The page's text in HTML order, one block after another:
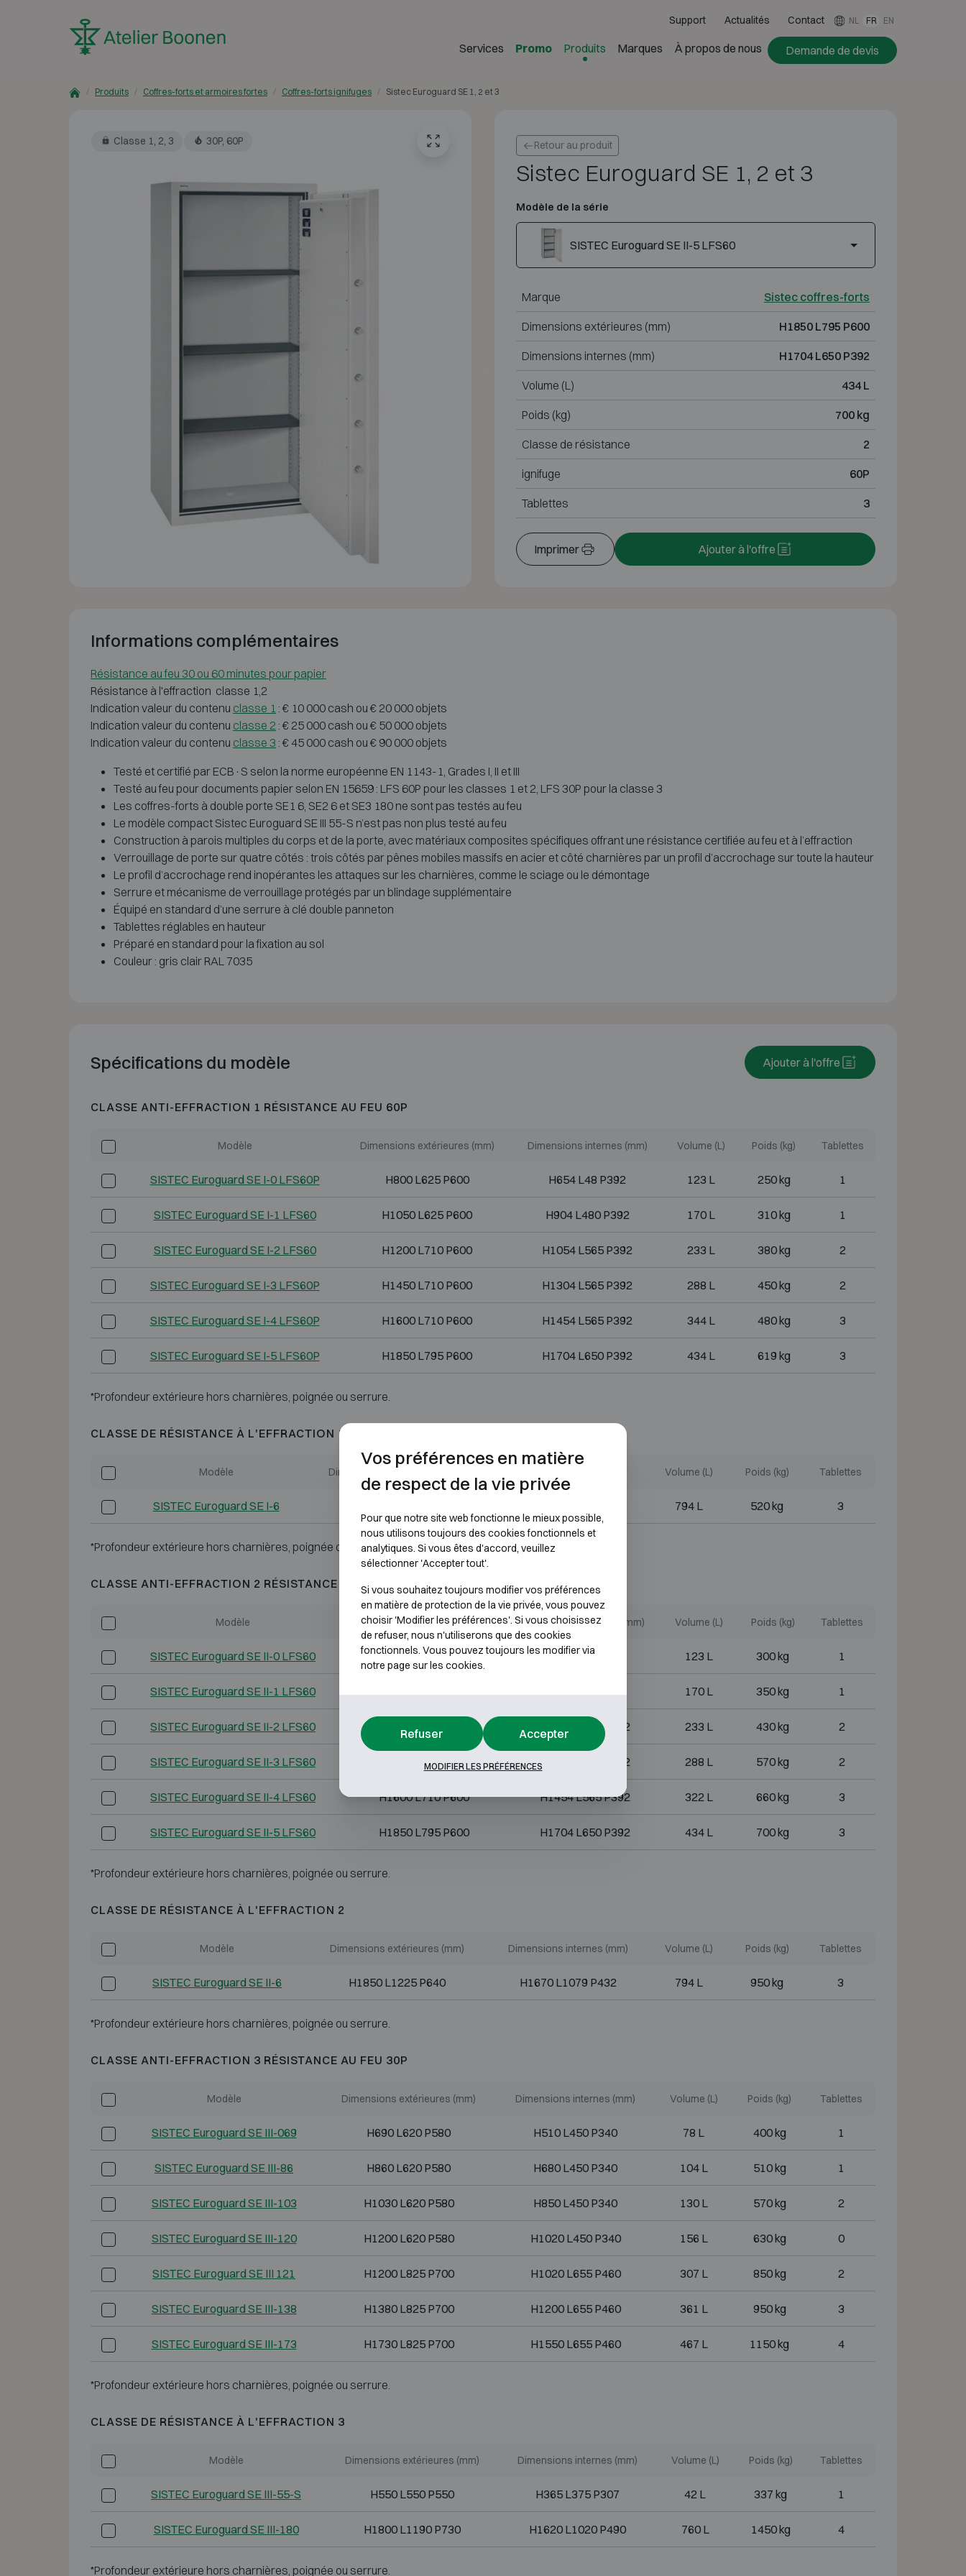
Support Actualités Contact NL FR EN
Services Promo Produits Marques À propos de nous Demande de devis
Produits Coffres-forts et armoires fortes Coffres-forts ignifuges Sistec Euroguard SE 1, 2 et 3
Classe 1, 2, 3 30P, 60P Retour au produit
Sistec Euroguard SE 1, 2 et 3
Modèle de la série
SISTEC Euroguard SE II-5 LFS60
Marque Sistec coffres-forts
Dimensions extérieures (mm) H1850 L795 P600
Dimensions internes (mm) H1704 L650 P392
Volume (L) 434 L
Poids (kg) 700 kg
Classe de résistance 2
ignifuge 60P
Tablettes 3
Imprimer Ajouter à l'offre
Informations complémentaires
Résistance au feu 30 ou 60 minutes pour papier
Résistance à l'effraction classe 1,2
Indication valeur du contenu classe 1 : € 10 000 cash ou € 20 000 objets
Indication valeur du contenu classe 2 : € 25 000 cash ou € 50 000 objets
Indication valeur du contenu classe 3 : € 45 000 cash ou € 90 000 objets
Testé et certifié par ECB·S selon la norme européenne EN 1143-1, Grades I, II et III
Testé au feu pour documents papier selon EN 15659 : LFS 60P pour les classes 1 et 2, LFS 30P pour la classe 3
Les coffres-forts à double porte SE1 6, SE2 6 et SE3 180 ne sont pas testés au feu
Le modèle compact Sistec Euroguard SE III 55-S n’est pas non plus testé au feu
Construction à parois multiples du corps et de la porte, avec matériaux composites spécifiques offrant une résistance certifiée au feu et à l’effraction
Verrouillage de porte sur quatre côtés : trois côtés par pênes mobiles massifs en acier et côté charnières par un profil d’accrochage sur toute la hauteur
Le profil d’accrochage rend inopérantes les attaques sur les charnières, comme le sciage ou le démontage
Serrure et mécanisme de verrouillage protégés par un blindage supplémentaire
Équipé en standard d’une serrure à clé double panneton
Tablettes réglables en hauteur
Préparé en standard pour la fixation au sol
Couleur : gris clair RAL 7035
Spécifications du modèle Ajouter à l'offre
CLASSE ANTI-EFFRACTION 1 RÉSISTANCE AU FEU 60P
Modèle Dimensions extérieures (mm) Dimensions internes (mm) Volume (L) Poids (kg) Tablettes
SISTEC Euroguard SE I-0 LFS60P H800 L625 P600 H654 L48 P392 123 L 250 kg 1
SISTEC Euroguard SE I-1 LFS60 H1050 L625 P600 H904 L480 P392 170 L 310 kg 1
SISTEC Euroguard SE I-2 LFS60 H1200 L710 P600 H1054 L565 P392 233 L 380 kg 2
SISTEC Euroguard SE I-3 LFS60P H1450 L710 P600 H1304 L565 P392 288 L 450 kg 2
SISTEC Euroguard SE I-4 LFS60P H1600 L710 P600 H1454 L565 P392 344 L 480 kg 3
SISTEC Euroguard SE I-5 LFS60P H1850 L795 P600 H1704 L650 P392 434 L 619 kg 3
*Profondeur extérieure hors charnières, poignée ou serrure.
CLASSE DE RÉSISTANCE À L'EFFRACTION 1
Modèle Dimensions extérieures (mm) Volume (L) Poids (kg) Tablettes
SISTEC Euroguard SE I-6 794 L 520 kg 3
*Profondeur extérieure hors charnières, poignée ou serrure.
CLASSE ANTI-EFFRACTION 2 RÉSISTANCE AU FEU 60P
Modèle Dimensions extérieures (mm) Dimensions internes (mm) Volume (L) Poids (kg) Tablettes
SISTEC Euroguard SE II-0 LFS60 H800 L625 P600 H654 L480 P392 123 L 300 kg 1
SISTEC Euroguard SE II-1 LFS60 H1050 L625 P600 H904 L480 P392 170 L 350 kg 1
SISTEC Euroguard SE II-2 LFS60 H1200 L710 P600 H1054 L565 P392 233 L 430 kg 2
SISTEC Euroguard SE II-3 LFS60 H1450 L710 P600 H1304 L565 P392 288 L 570 kg 2
SISTEC Euroguard SE II-4 LFS60 H1600 L710 P600 H1454 L565 P392 322 L 660 kg 3
SISTEC Euroguard SE II-5 LFS60 H1850 L795 P600 H1704 L650 P392 434 L 700 kg 3
*Profondeur extérieure hors charnières, poignée ou serrure.
CLASSE DE RÉSISTANCE À L'EFFRACTION 2
Modèle Dimensions extérieures (mm) Dimensions internes (mm) Volume (L) Poids (kg) Tablettes
SISTEC Euroguard SE II-6 H1850 L1225 P640 H1670 L1079 P432 794 L 950 kg 3
*Profondeur extérieure hors charnières, poignée ou serrure.
CLASSE ANTI-EFFRACTION 3 RÉSISTANCE AU FEU 30P
Modèle Dimensions extérieures (mm) Dimensions internes (mm) Volume (L) Poids (kg) Tablettes
SISTEC Euroguard SE III-069 H690 L620 P580 H510 L450 P340 78 L 400 kg 1
SISTEC Euroguard SE III-86 H860 L620 P580 H680 L450 P340 104 L 510 kg 1
SISTEC Euroguard SE III-103 H1030 L620 P580 H850 L450 P340 130 L 570 kg 2
SISTEC Euroguard SE III-120 H1200 L620 P580 H1020 L450 P340 156 L 630 kg 0
SISTEC Euroguard SE III 121 H1200 L825 P700 H1020 L655 P460 307 L 850 kg 2
SISTEC Euroguard SE III-138 H1380 L825 P700 H1200 L655 P460 361 L 950 kg 3
SISTEC Euroguard SE III-173 H1730 L825 P700 H1550 L655 P460 467 L 1150 kg 4
*Profondeur extérieure hors charnières, poignée ou serrure.
CLASSE DE RÉSISTANCE À L'EFFRACTION 3
Modèle Dimensions extérieures (mm) Dimensions internes (mm) Volume (L) Poids (kg) Tablettes
SISTEC Euroguard SE III-55-S H550 L550 P550 H365 L375 P307 42 L 337 kg 1
SISTEC Euroguard SE III-180 H1800 L1190 P730 H1620 L1020 P490 760 L 1450 kg 4
*Profondeur extérieure hors charnières, poignée ou serrure.
Vos préférences en matière
de respect de la vie privée
Pour que notre site web fonctionne le mieux possible,
nous utilisons toujours des cookies fonctionnels et
analytiques. Si vous êtes d'accord, veuillez
sélectionner 'Accepter tout'.
Si vous souhaitez toujours modifier vos préférences
en matière de protection de la vie privée, vous pouvez
choisir 'Modifier les préférences'. Si vous choisissez
de refuser, nous n'utiliserons que des cookies
fonctionnels. Vous pouvez toujours les modifier via
notre page sur les cookies.
Refuser Accepter
MODIFIER LES PRÉFÉRENCES